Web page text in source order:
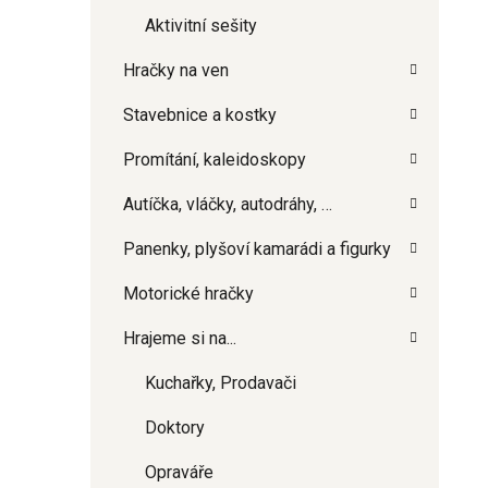
Aktivitní sešity
Hračky na ven
Stavebnice a kostky
Promítání, kaleidoskopy
Autíčka, vláčky, autodráhy, …
Panenky, plyšoví kamarádi a figurky
Motorické hračky
Hrajeme si na...
Kuchařky, Prodavači
Doktory
Opraváře